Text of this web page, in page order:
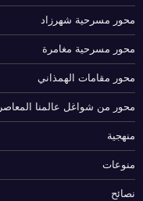
محور مسرحية شهرزاد
محور مسرحية مغامرة
محور مقامات الهمذاني
محور من شواغل عالمنا المعاصر
منهجية
منوعات
نصائح